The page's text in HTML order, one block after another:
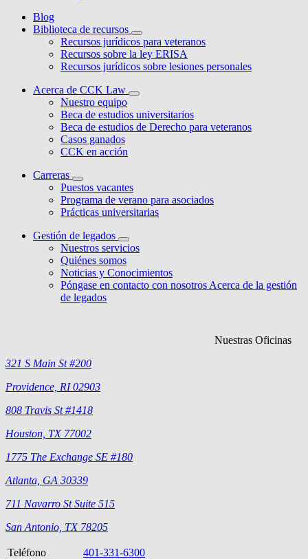
Blog
Biblioteca de recursos
Recursos jurídicos para veteranos
Recursos sobre la ley ERISA
Recursos jurídicos sobre lesiones personales
Acerca de CCK Law
Nuestro equipo
Beca de estudios universitarios
Beca de estudios de Derecho para veteranos
Casos ganados
CCK en acción
Carreras
Puestos vacantes
Programa de verano para asociados
Prácticas universitarias
Gestión de legados
Nuestros servicios
Quiénes somos
Noticias y Conocimientos
Póngase en contacto con nosotros Acerca de la gestión
de legados
Nuestras Oficinas
321 S Main St #200
Providence, RI 02903
808 Travis St #1418
Houston, TX 77002
1775 The Exchange SE #180
Atlanta, GA 30339
711 Navarro St Suite 515
San Antonio, TX 78205
Teléfono
401-331-6300